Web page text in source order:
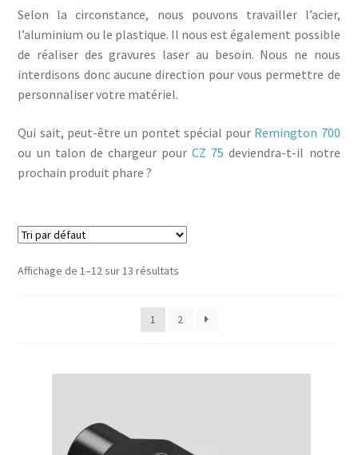
Selon la circonstance, nous pouvons travailler l’acier,
l’aluminium ou le plastique. Il nous est également possible
de réaliser des gravures laser au besoin. Nous ne nous
interdisons donc aucune direction pour vous permettre de
personnaliser votre matériel.
Qui sait, peut-être un pontet spécial pour Remington 700
ou un talon de chargeur pourCZ 75 deviendra-t-il notre
prochain produit phare ?
Affichage de 1–12 sur 13 résultats
1 2